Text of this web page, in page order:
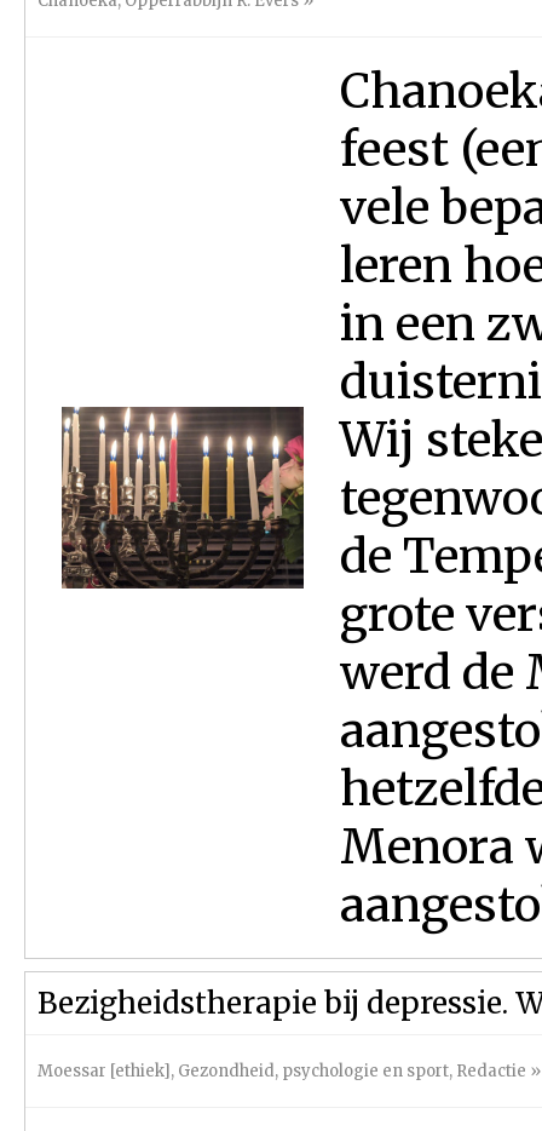
feest
vele
leren
in een
Wij
de
grote
werd de
Menora
Bezigheidstherapie bij depressie.
Moessar [ethiek], Gezondheid, psychologie en sport, Redactie »